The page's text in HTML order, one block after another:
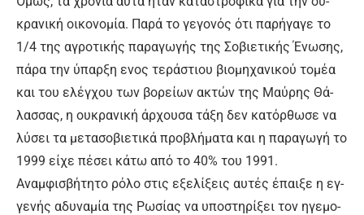
κρα­νι­κή οι­κο­νο­μί­α. Πα­ρά το γε­γο­νός ό­τι πα­ρή­γα­γε το
1/4 της α­γρο­τι­κής πα­ρα­γω­γής της Σο­βιε­τι­κής Έ­νω­σης,
πάρα την ύπαρξη ενος τε­ρά­στιου βιο­μη­χα­νι­κού το­μέ­α
και του ε­λέγ­χου των βο­ρεί­ων α­κτών της Μαύ­ρης Θά­
λασ­σας, η ου­κρα­νι­κή άρ­χου­σα τά­ξη δεν κα­τόρ­θω­σε να
λύ­σει τα με­τασο­βιε­τι­κά προ­βλή­μα­τα και η πα­ρα­γω­γή το
1999 εί­χε πέ­σει κά­τω α­πό το 40% του 1991.
Α­ναμ­φι­σβή­τη­το ρό­λο στις ε­ξε­λί­ξεις αυ­τές έ­παι­ξε η εγ­
γε­νής α­δυ­να­μί­α της Ρω­σί­ας να υ­πο­στη­ρί­ξει τον η­γε­μο­